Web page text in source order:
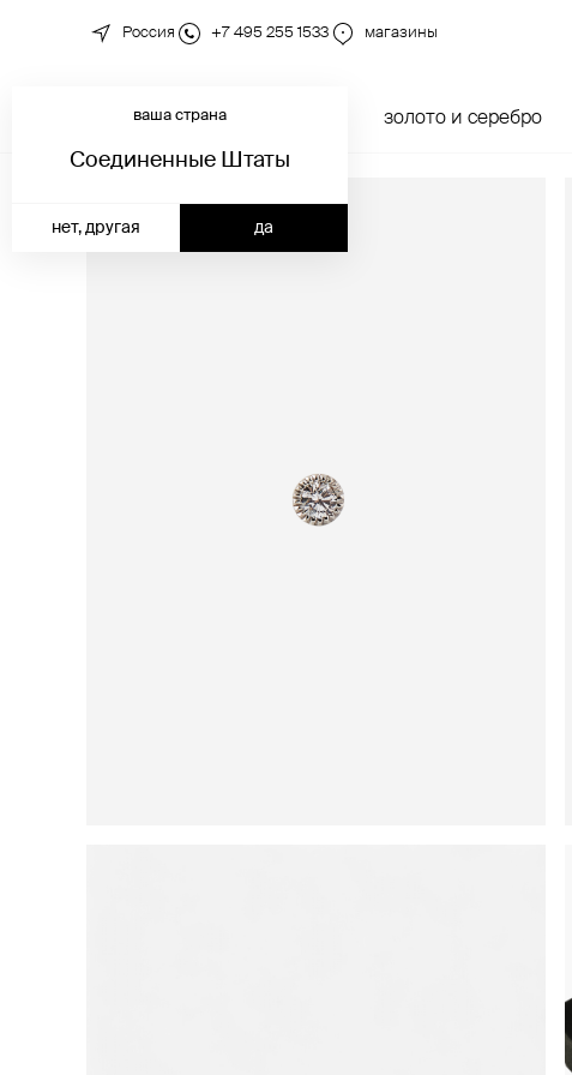
Россия +7 495 255 1533 магазины
новинки золото и серебро
ваша страна
Соединенные Штаты
да
нет, другая